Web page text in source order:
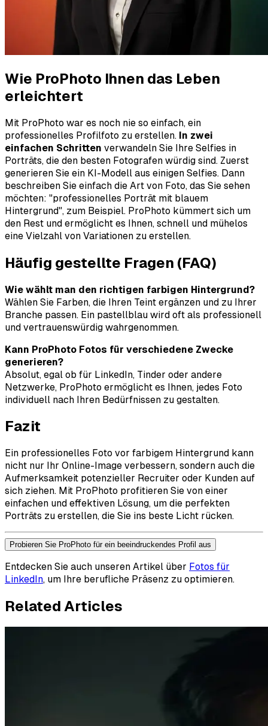
Wie ProPhoto Ihnen das Leben
erleichtert
Mit ProPhoto war es noch nie so einfach, ein
professionelles Profilfoto zu erstellen. In zwei
einfachen Schritten verwandeln Sie Ihre Selfies in
Porträts, die den besten Fotografen würdig sind. Zuerst
generieren Sie ein KI-Modell aus einigen Selfies. Dann
beschreiben Sie einfach die Art von Foto, das Sie sehen
möchten: "professionelles Porträt mit blauem
Hintergrund", zum Beispiel. ProPhoto kümmert sich um
den Rest und ermöglicht es Ihnen, schnell und mühelos
eine Vielzahl von Variationen zu erstellen.
Häufig gestellte Fragen (FAQ)
Wie wählt man den richtigen farbigen Hintergrund?
Wählen Sie Farben, die Ihren Teint ergänzen und zu Ihrer
Branche passen. Ein pastellblau wird oft als professionell
und vertrauenswürdig wahrgenommen.
Kann ProPhoto Fotos für verschiedene Zwecke
generieren?
Absolut, egal ob für LinkedIn, Tinder oder andere
Netzwerke, ProPhoto ermöglicht es Ihnen, jedes Foto
individuell nach Ihren Bedürfnissen zu gestalten.
Fazit
Ein professionelles Foto vor farbigem Hintergrund kann
nicht nur Ihr Online-Image verbessern, sondern auch die
Aufmerksamkeit potenzieller Recruiter oder Kunden auf
sich ziehen. Mit ProPhoto profitieren Sie von einer
einfachen und effektiven Lösung, um die perfekten
Porträts zu erstellen, die Sie ins beste Licht rücken.
Probieren Sie ProPhoto für ein beeindruckendes Profil aus
Entdecken Sie auch unseren Artikel über Fotos für
LinkedIn, um Ihre berufliche Präsenz zu optimieren.
Related Articles